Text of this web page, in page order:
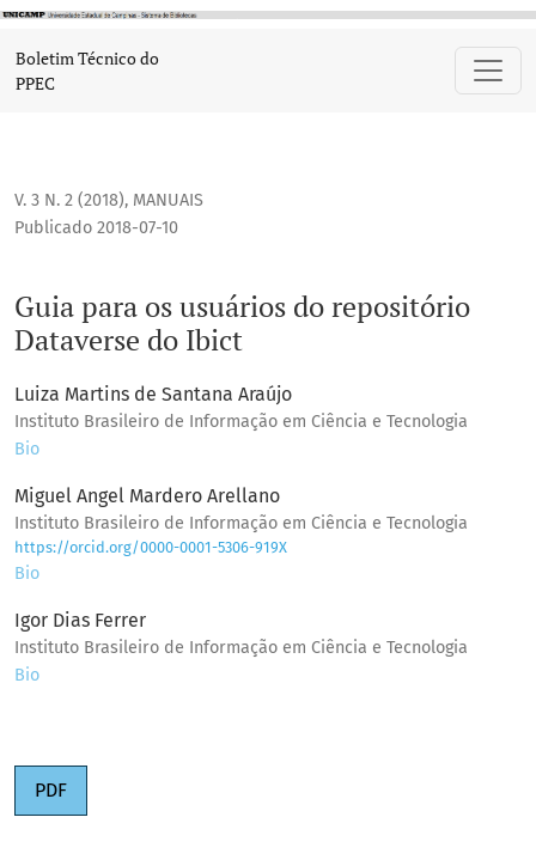
Guia para os usuários do repositório Dataverse do Ibict
Boletim Técnico do
PPEC
V. 3 N. 2 (2018), MANUAIS
Guia para os usuários do repositório
Dataverse do Ibict
Publicado 2018-07-10
Luiza Martins de Santana Araújo
Instituto Brasileiro de Informação em Ciência e Tecnologia
Bio
Miguel Angel Mardero Arellano
Instituto Brasileiro de Informação em Ciência e Tecnologia
https://orcid.org/0000-0001-5306-919X
Bio
Igor Dias Ferrer
Instituto Brasileiro de Informação em Ciência e Tecnologia
Bio
PDF